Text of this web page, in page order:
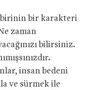
birinin bir karakteri
zaman
bilirsiniz.
insan bedeni
ve sürmek ile